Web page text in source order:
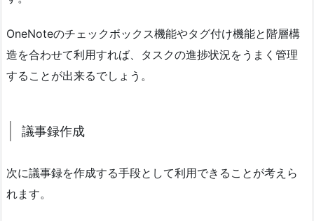
OneNoteのチェックボックス機能やタグ付け機能と階層構
造を合わせて利用すれば、タスクの進捗状況をうまく管理
することが出来るでしょう。
議事録作成
次に議事録を作成する手段として利用できることが考えら
れます。